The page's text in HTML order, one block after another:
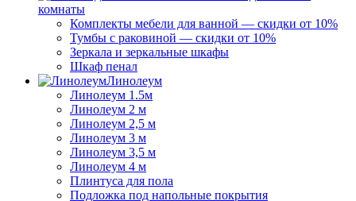
комнаты
Комплекты мебели для ванной — скидки от 10%
Тумбы с раковиной — скидки от 10%
Зеркала и зеркальные шкафы
Шкаф пенал
Линолеум
Линолеум 1.5м
Линолеум 2 м
Линолеум 2,5 м
Линолеум 3 м
Линолеум 3,5 м
Линолеум 4 м
Плинтуса для пола
Подложка под напольные покрытия